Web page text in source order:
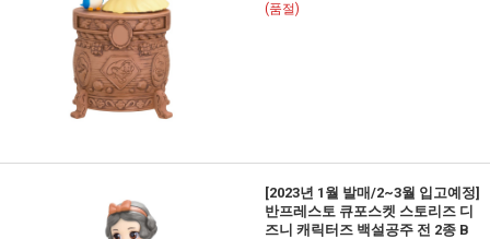
(품절)
[2023년 1월 발매/2~3월 입고예정]
반프레스토 큐포스켓 스토리즈 디
즈니 캐릭터즈 백설공주 전 2종 B